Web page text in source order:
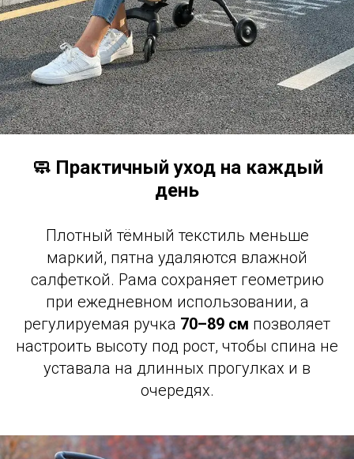
🧼 Практичный уход на каждый
день
Плотный тёмный текстиль меньше
маркий, пятна удаляются влажной
салфеткой. Рама сохраняет геометрию
при ежедневном использовании, а
регулируемая ручка 70–89 см позволяет
настроить высоту под рост, чтобы спина не
уставала на длинных прогулках и в
очередях.